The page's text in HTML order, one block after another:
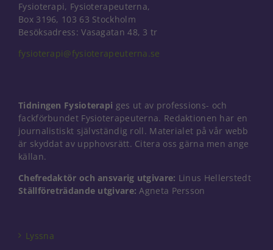
Fysioterapi, Fysioterapeuterna,
Box 3196, 103 63 Stockholm
Besöksadress: Vasagatan 48, 3 tr
fysioterapi@fysioterapeuterna.se
Tidningen Fysioterapi ges ut av professions- och
fackförbundet Fysioterapeuterna. Redaktionen har en
journalistiskt självständig roll. Materialet på vår webb
är skyddat av upphovsrätt. Citera oss gärna men ange
källan.
Chefredaktör och ansvarig utgivare: Linus Hellerstedt
Ställföreträdande utgivare: Agneta Persson
Lyssna
Nödvändiga